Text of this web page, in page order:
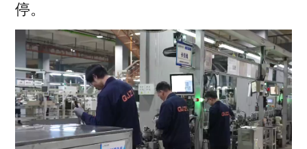
密技术保障工程进度
04 智能制造与绿色升级同步推进，湖州、杭
州等地企业加快智能工厂建设，推动AI创
新与绿色智造发展
05 海洋经济与交通基建持续发力，舟山远洋
停。